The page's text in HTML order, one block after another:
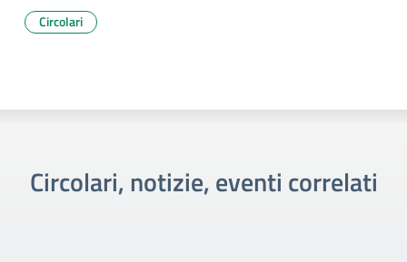
Circolari
Circolari, notizie, eventi correlati